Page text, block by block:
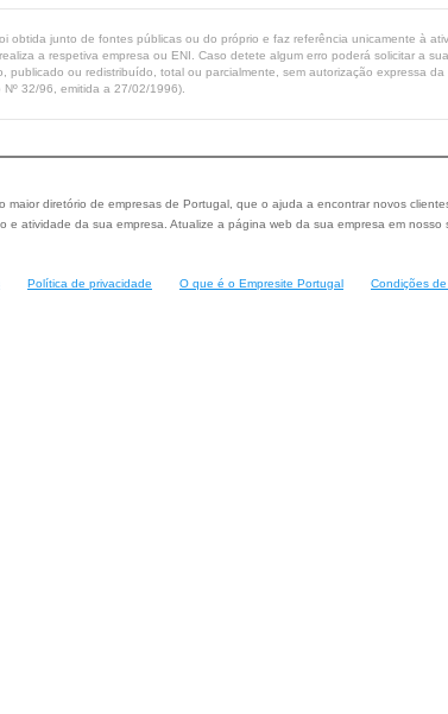
junto de fontes públicas ou do próprio e faz referência unicamente à
a respetiva empresa ou ENI. Caso detete algum erro poderá solicitar a
ou redistribuído, total ou parcialmente, sem autorização expressa da
32/96, emitida a 27/02/1996).
maior diretório de empresas de Portugal, que o ajuda a encontrar novos
e atividade da sua empresa. Atualize a página web da sua empresa em nosso
Política de privacidade O que é o Empresite Portugal Condições